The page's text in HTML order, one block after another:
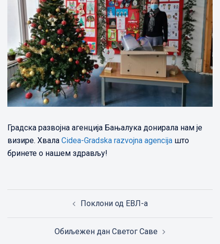
Градска развојна агенција Бањалука донирала нам је
визире. Хвала Cidea-Gradska razvojna agencija што
бринете о нашем здрављу!
Поклони од ЕВЛ-а
Обиљежен дан Светог Саве